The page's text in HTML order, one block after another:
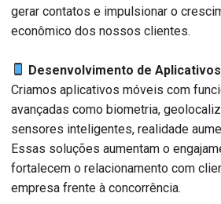
gerar contatos e impulsionar o
econômico dos nossos clientes.
Desenvolvimento de Aplicativos
Criamos aplicativos móveis com
avançadas como biometria,
sensores inteligentes, realidade
Essas soluções aumentam o
fortalecem o relacionamento com
empresa frente à concorrência.